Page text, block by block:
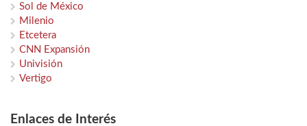
Sol de México
Milenio
Etcetera
CNN Expansión
Univisión
Vertigo
Enlaces de Interés